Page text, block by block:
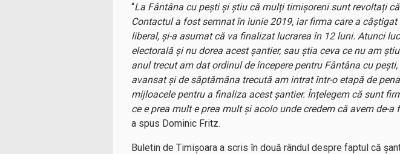
“La Fântâna cu pești și știu că mulți timișoreni sunt revoltați
Contactul a fost semnat în iunie 2019, iar firma care a
liberal, și-a asumat că va finalizat lucrarea în 12 luni. Atunci
electorală și nu dorea acest șantier, sau știa ceva ce nu am
anul trecut am dat ordinul de începere pentru Fântâna cu
avansat și de săptămâna trecută am intrat într-o etapă de
mijloacele pentru a finaliza acest șantier. Înțelegem că sunt
ce e prea mult e prea mult și acolo unde credem că avem de-
a spus Dominic Fritz.
Buletin de Timișoara a scris în două rândul despre faptul că